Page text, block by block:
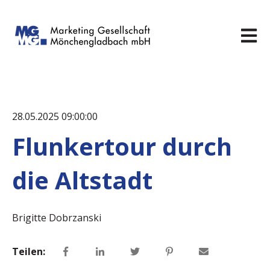
28.05.2025 09:00:00
Flunkertour durch
die Altstadt
Brigitte Dobrzanski
Teilen: